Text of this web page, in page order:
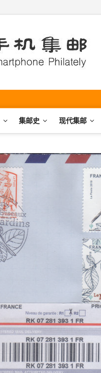
集邮史 现代集邮